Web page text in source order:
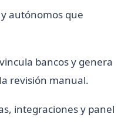
autónomos que
bancos y genera
revisión manual.
integraciones y panel